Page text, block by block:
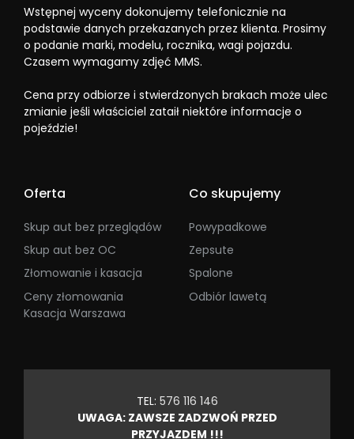
Wstępnej wyceny dokonujemy telefonicznie na
podstawie danych przekazanych przez klienta. Prosimy
o podanie marki, modelu, rocznika, wagi pojazdu.
Czasem wymagamy zdjęć MMS.
Cena przy odbiorze i stwierdzonych brakach może ulec
zmianie jeśli właściciel zataił niektóre informacje o
pojeździe!
Oferta
Skup aut bez przeglądów
Skup aut bez OC
Złomowanie i kasacja
Ceny złomowania
Kasacja Warszawa
Co skupujemy
Powypadkowe
Zepsute
Spalone
Odbiór lawetą
TEL: 576 116 146
UWAGA: ZAWSZE ZADZWOŃ PRZED
PRZYJAZDEM !!!